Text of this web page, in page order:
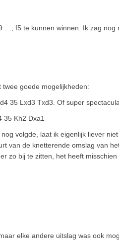
…, f5 te kunnen winnen. Ik zag nog
goede mogelijkheden:
35 Lxd3 Txd3. Of super
Kh2 Dxa1
volgde, laat ik eigenlijk liever
van de knetterende omslag van
zo bij te zitten, het heeft misschien
elke andere uitslag was ook